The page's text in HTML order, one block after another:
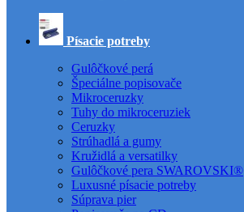
Písacie potreby
Gulôčkové perá
Špeciálne popisovače
Mikroceruzky
Tuhy do mikroceruziek
Ceruzky
Strúhadlá a gumy
Kružidlá a versatilky
Gulôčkové pera SWAROVSKI®
Luxusné písacie potreby
Súprava pier